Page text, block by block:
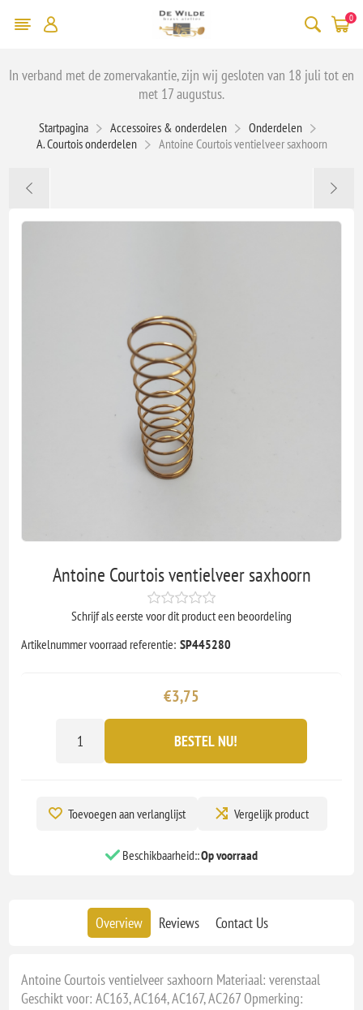
0
In verband met de zomervakantie, zijn wij gesloten van 18 juli tot en
met 17 augustus.
Startpagina Accessoires & onderdelen
Onderdelen
A. Courtois onderdelen
Antoine Courtois ventielveer saxhoorn
Antoine Courtois ventielveer saxhoorn
Schrijf als eerste voor dit product een beoordeling
Artikelnummer voorraad referentie: SP445280
€3,75
BESTEL NU!
Toevoegen aan verlanglijst Vergelijk product
Beschikbaarheid::Op voorraad
Overview Reviews Contact Us
Antoine Courtois ventielveer saxhoorn Materiaal: verenstaal
Geschikt voor: AC163, AC164, AC167, AC267 Opmerking: